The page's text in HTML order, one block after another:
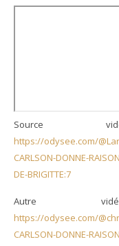
Source
https://odysee.com/
CARLSON-DONNE-
DE-BRIGITTE:7
Autre
https://odysee.com/
CARLSON-DONNE-